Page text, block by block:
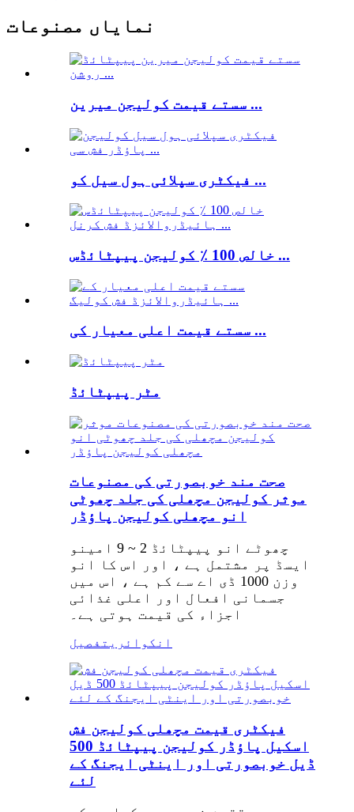
نمایاں مصنوعات
سستے قیمت کولیجن میرین ...
فیکٹری سپلائی ہول سیل کو ...
خالص 100 ٪ کولیجن پیپٹائڈس ...
سستے قیمت اعلی معیار کی ...
مٹر پیپٹائڈ
صحت مند خوبصورتی کی مصنوعات
موثر کولیجن مچھلی کی جلد چھوٹی
انو مچھلی کولیجن پاؤڈر
چھوٹے انو پیپٹائڈ 2 ~ 9 امینو
ایسڈ پر مشتمل ہے ، اور اس کا انو
وزن 1000 ڈی اے سے کم ہے ، اس میں
جسمانی افعال اور اعلی غذائی
اجزاء کی قیمت ہوتی ہے۔
انکوائری تفصیل
فیکٹری قیمت مچھلی کولیجن فش
اسکیل پاؤڈر کولیجن پیپٹائڈ 500
ڈیل خوبصورتی اور اینٹی ایجنگ کے
لئے